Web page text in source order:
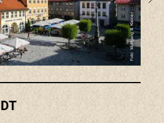
Foto: Wolfgang B. Kleiner